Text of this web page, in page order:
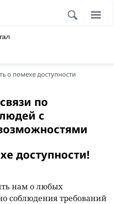
о помехе доступности
по
с
доступности!
нам о любых
соблюдения требований